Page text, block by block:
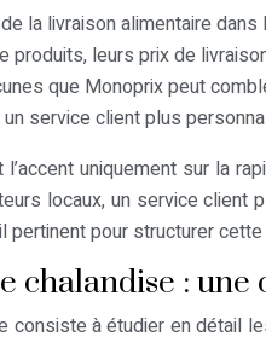
la livraison alimentaire
leurs prix de
que Monoprix peut
service client plus
uniquement sur la
locaux, un service client
pour structurer cette
chalandise :
consiste à étudier en